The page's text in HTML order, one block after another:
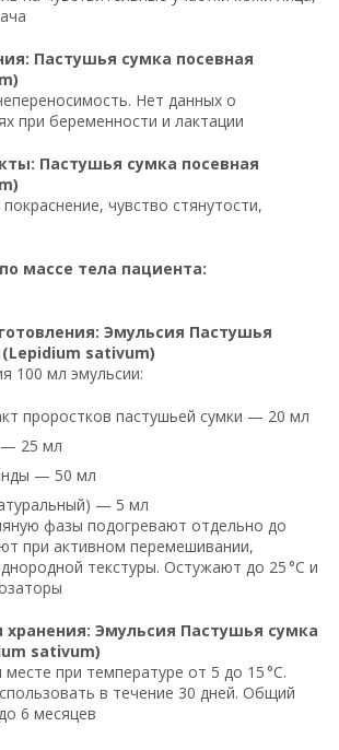
Пастушья сумка посевная
Нет данных о
при беременности и лактации
Пастушья сумка посевная
чувство стянутости,
массе тела пациента:
Эмульсия Пастушья
sativum)
100 мл эмульсии:
проростков пастушьей сумки — 20 мл
— 25 мл
— 50 мл
— 5 мл
фазы подогревают отдельно до
при активном перемешивании,
текстуры. Остужают до 25 °C и
хранения: Эмульсия Пастушья сумка
sativum)
при температуре от 5 до 15 °C.
в течение 30 дней. Общий
6 месяцев